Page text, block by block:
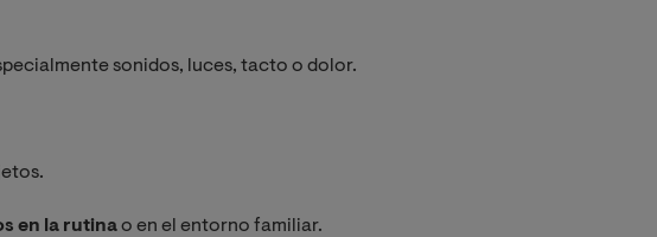
sonidos, luces, tacto o dolor.
en la rutinao en el entorno familiar.